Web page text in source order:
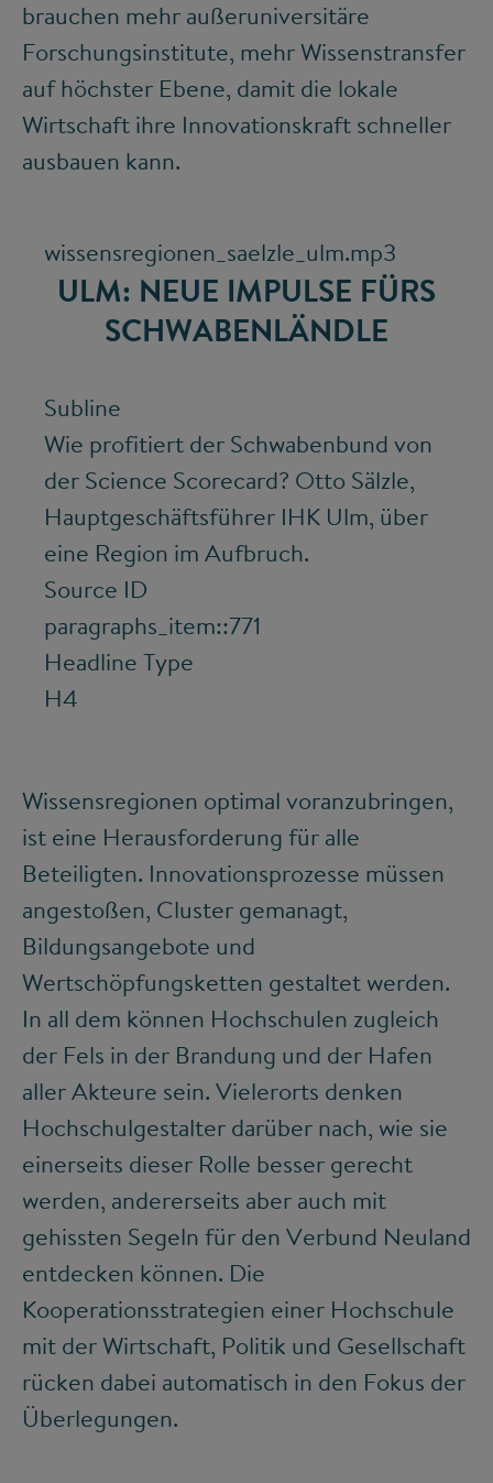
brauchen mehr außeruniversitäre
Forschungsinstitute, mehr Wissenstransfer
auf höchster Ebene, damit die lokale
Wirtschaft ihre Innovationskraft schneller
ausbauen kann.
wissensregionen_saelzle_ulm.mp3
ULM: NEUE IMPULSE FÜRS
SCHWABENLÄNDLE
Subline
Wie profitiert der Schwabenbund von
der Science Scorecard? Otto Sälzle,
Hauptgeschäftsführer IHK Ulm, über
eine Region im Aufbruch.
Source ID
paragraphs_item::771
Headline Type
H4
Wissensregionen optimal voranzubringen,
ist eine Herausforderung für alle
Beteiligten. Innovationsprozesse müssen
angestoßen, Cluster gemanagt,
Bildungsangebote und
Wertschöpfungsketten gestaltet werden.
In all dem können Hochschulen zugleich
der Fels in der Brandung und der Hafen
aller Akteure sein. Vielerorts denken
Hochschulgestalter darüber nach, wie sie
einerseits dieser Rolle besser gerecht
werden, andererseits aber auch mit
gehissten Segeln für den Verbund Neuland
entdecken können. Die
Kooperationsstrategien einer Hochschule
mit der Wirtschaft, Politik und Gesellschaft
rücken dabei automatisch in den Fokus der
Überlegungen.